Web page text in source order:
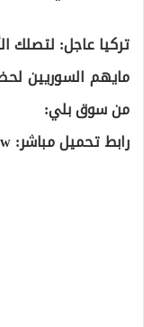
تركيا عاجل: لتصلك
مايهم السوريين
من سوق بلي:
رابط تحميل مباشر: